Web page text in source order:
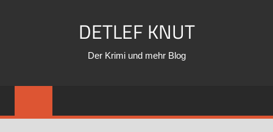
DETLEF KNUT
Der Krimi und mehr Blog